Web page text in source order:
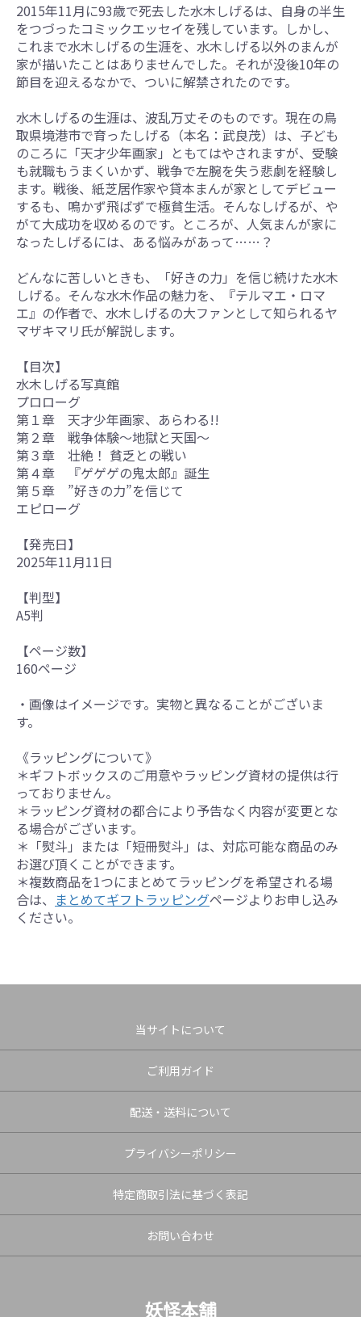
2015年11月に93歳で死去した水木しげるは、自身の半生
をつづったコミックエッセイを残しています。しかし、
これまで水木しげるの生涯を、水木しげる以外のまんが
家が描いたことはありませんでした。それが没後10年の
節目を迎えるなかで、ついに解禁されたのです。
水木しげるの生涯は、波乱万丈そのものです。現在の鳥
取県境港市で育ったしげる（本名：武良茂）は、子ども
のころに「天才少年画家」ともてはやされますが、受験
も就職もうまくいかず、戦争で左腕を失う悲劇を経験し
ます。戦後、紙芝居作家や貸本まんが家としてデビュー
するも、鳴かず飛ばずで極貧生活。そんなしげるが、や
がて大成功を収めるのです。ところが、人気まんが家に
なったしげるには、ある悩みがあって……？
どんなに苦しいときも、「好きの力」を信じ続けた水木
しげる。そんな水木作品の魅力を、『テルマエ・ロマ
エ』の作者で、水木しげるの大ファンとして知られるヤ
マザキマリ氏が解説します。
【目次】
水木しげる写真館
プロローグ
第１章 天才少年画家、あらわる!!
第２章 戦争体験～地獄と天国～
第３章 壮絶！ 貧乏との戦い
第４章 『ゲゲゲの鬼太郎』誕生
第５章 ”好きの力”を信じて
エピローグ
【発売日】
2025年11月11日
【判型】
A5判
【ページ数】
160ページ
・画像はイメージです。実物と異なることがございま
す。
《ラッピングについて》
＊ギフトボックスのご用意やラッピング資材の提供は行
っておりません。
＊ラッピング資材の都合により予告なく内容が変更とな
る場合がございます。
＊「熨斗」または「短冊熨斗」は、対応可能な商品のみ
お選び頂くことができます。
＊複数商品を1つにまとめてラッピングを希望される場
合は、 まとめてギフトラッピングページよりお申し込み
ください。
当サイトについて
ご利用ガイド
配送・送料について
プライバシーポリシー
特定商取引法に基づく表記
お問い合わせ
妖怪本舗